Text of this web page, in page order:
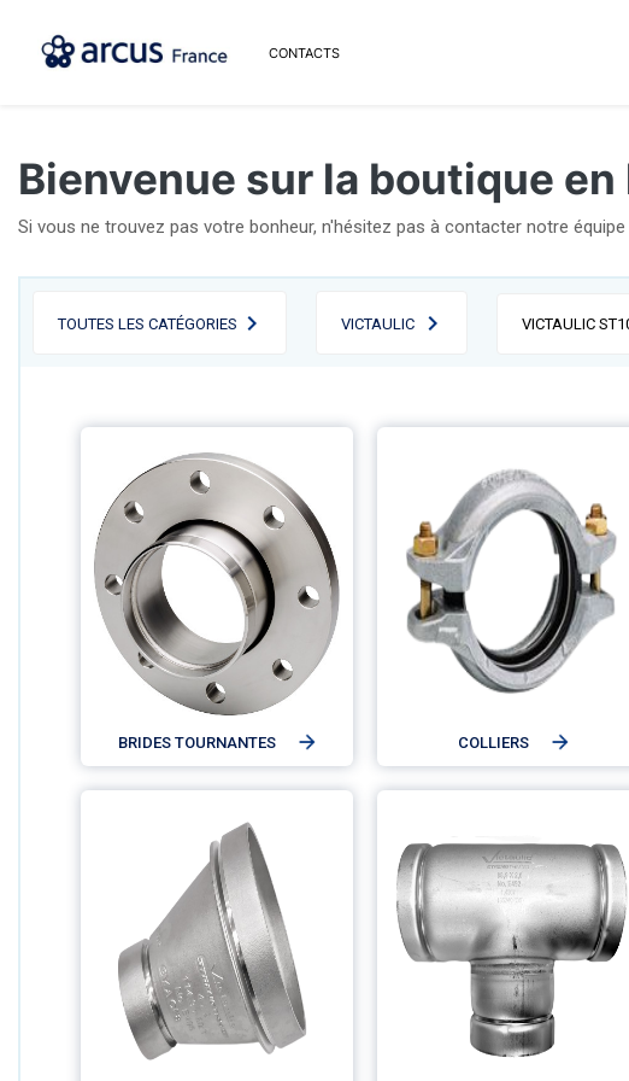
CONTACTS
Bienvenue sur la boutique
Si vous ne trouvez pas votre bonheur, n'hésitez pas à contacter notre
TOUTES LES CATÉGORIES VICTAULIC VICTAULIC
BRIDES TOURNANTES COLLIERS